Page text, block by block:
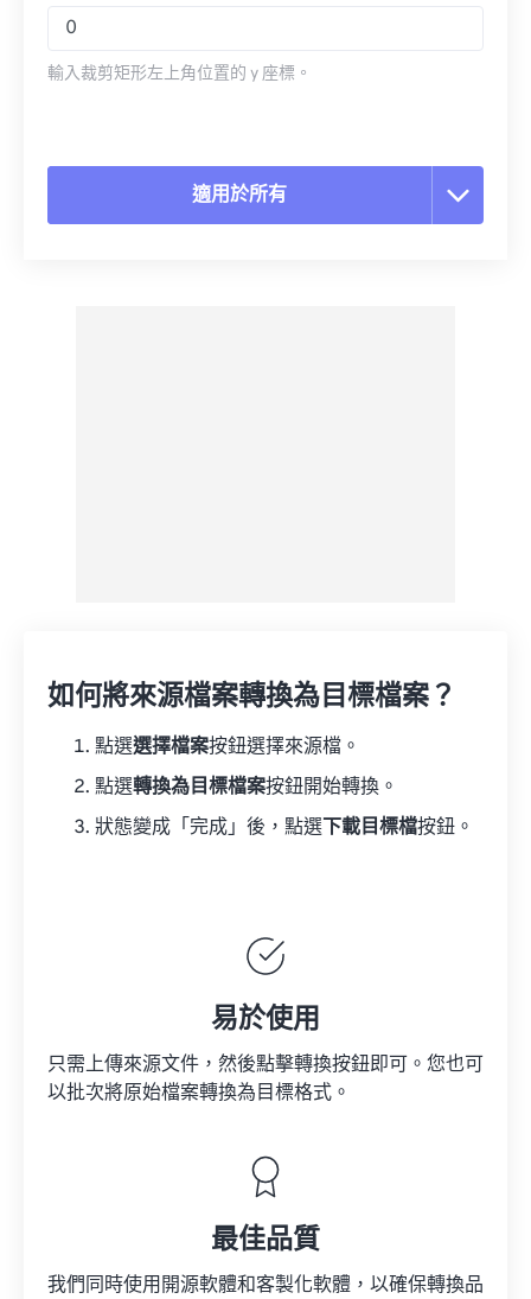
輸入裁剪矩形左上角位置的 y 座標。
適用於所有
如何將來源檔案轉換為目標檔案？
點選選擇檔案按鈕選擇來源檔。
點選轉換為目標檔案按鈕開始轉換。
狀態變成「完成」後，點選 下載目標檔按鈕。
易於使用
只需上傳來源文件，然後點擊轉換按鈕即可。您也可
以批次將原始檔案轉換為目標格式。
最佳品質
我們同時使用開源軟體和客製化軟體，以確保轉換品